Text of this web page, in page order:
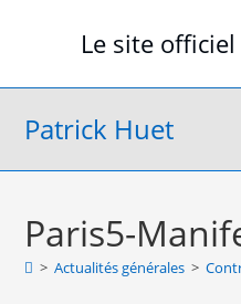
Le site
Patrick Huet
Paris5-
> Actualités générales >